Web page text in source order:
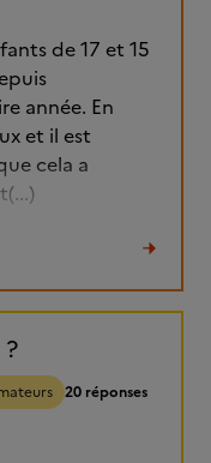
de 17 et 15
année. En
et il est
cela a
20 réponses